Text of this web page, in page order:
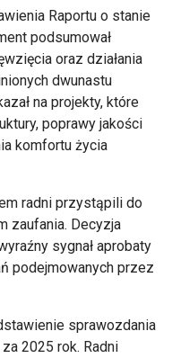
Raportu o stanie
podsumował
oraz działania
dwunastu
na projekty, które
poprawy jakości
komfortu życia
radni przystąpili do
zaufania. Decyzja
sygnał aprobaty
podejmowanych przez
sprawozdania
2025 rok. Radni